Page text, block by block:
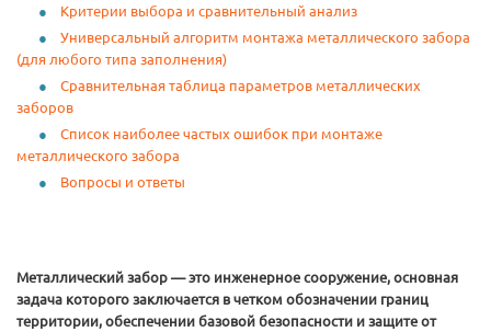
Критерии выбора и сравнительный анализ
Универсальный алгоритм монтажа металлического забора
(для любого типа заполнения)
Сравнительная таблица параметров металлических
заборов
Список наиболее частых ошибок при монтаже
металлического забора
Вопросы и ответы
Металлический забор — это инженерное сооружение, основная
задача которого заключается в четком обозначении границ
территории, обеспечении базовой безопасности и защите от